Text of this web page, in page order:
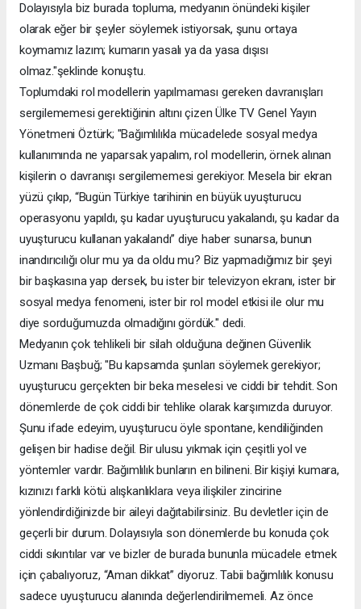
Dolayısıyla biz burada topluma, medyanın önündeki kişiler
olarak eğer bir şeyler söylemek istiyorsak, şunu ortaya
koymamız lazım; kumarın yasalı ya da yasa dışısı
olmaz."şeklinde konuştu.
Toplumdaki rol modellerin yapılmaması gereken davranışları
sergilememesi gerektiğinin altını çizen Ülke TV Genel Yayın
Yönetmeni Öztürk; "Bağımlılıkla mücadelede sosyal medya
kullanımında ne yaparsak yapalım, rol modellerin, örnek alınan
kişilerin o davranışı sergilememesi gerekiyor. Mesela bir ekran
yüzü çıkıp, “Bugün Türkiye tarihinin en büyük uyuşturucu
operasyonu yapıldı, şu kadar uyuşturucu yakalandı, şu kadar da
uyuşturucu kullanan yakalandı” diye haber sunarsa, bunun
inandırıcılığı olur mu ya da oldu mu? Biz yapmadığımız bir şeyi
bir başkasına yap dersek, bu ister bir televizyon ekranı, ister bir
sosyal medya fenomeni, ister bir rol model etkisi ile olur mu
diye sorduğumuzda olmadığını gördük." dedi.
Medyanın çok tehlikeli bir silah olduğuna değinen Güvenlik
Uzmanı Başbuğ; "Bu kapsamda şunları söylemek gerekiyor;
uyuşturucu gerçekten bir beka meselesi ve ciddi bir tehdit. Son
dönemlerde de çok ciddi bir tehlike olarak karşımızda duruyor.
Şunu ifade edeyim, uyuşturucu öyle spontane, kendiliğinden
gelişen bir hadise değil. Bir ulusu yıkmak için çeşitli yol ve
yöntemler vardır. Bağımlılık bunların en bilineni. Bir kişiyi kumara,
kızınızı farklı kötü alışkanlıklara veya ilişkiler zincirine
yönlendirdiğinizde bir aileyi dağıtabilirsiniz. Bu devletler için de
geçerli bir durum. Dolayısıyla son dönemlerde bu konuda çok
ciddi sıkıntılar var ve bizler de burada bununla mücadele etmek
için çabalıyoruz, “Aman dikkat” diyoruz. Tabii bağımlılık konusu
sadece uyuşturucu alanında değerlendirilmemeli. Az önce